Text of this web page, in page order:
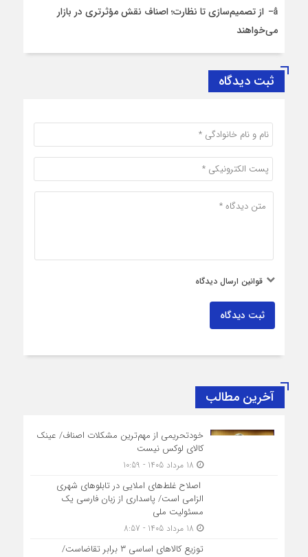
از تصمیم‌سازی تا نظارت؛ اصناف نقش مؤثرتری در بازار
می‌خواهند
ثبت دیدگاه
قوانین ارسال دیدگاه
ثبت دیدگاه
آخرین مطالب
خودتحریمی از مهم‌ترین مشکلات اصناف/ عینک
کالای لوکس نیست
اصلاح غلط‌های املایی در تابلوهای شهری
الزامی است/ پاسداری از زبان فارسی یک
مسئولیت ملی
توزیع کالاهای اساسی ۳ برابر تقاضاست/